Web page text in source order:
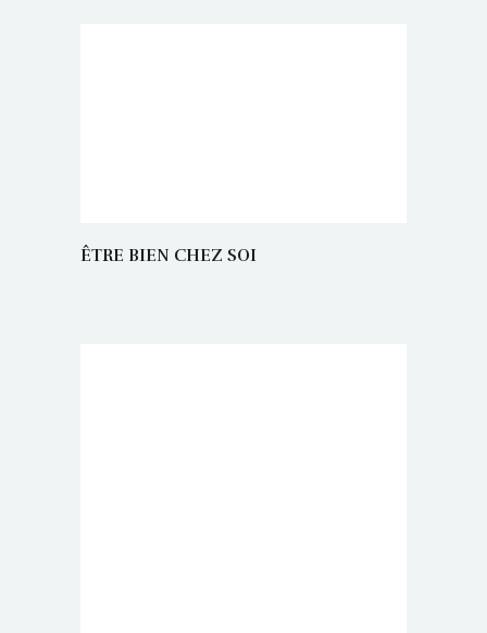
ÊTRE BIEN CHEZ SOI